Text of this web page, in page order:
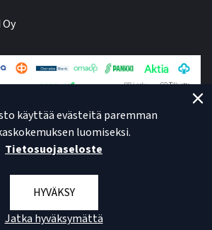
käyttää evästeitä paremman
luomiseksi.
Tietosuojaseloste
HYVÄKSY
Jatka hyväksymättä